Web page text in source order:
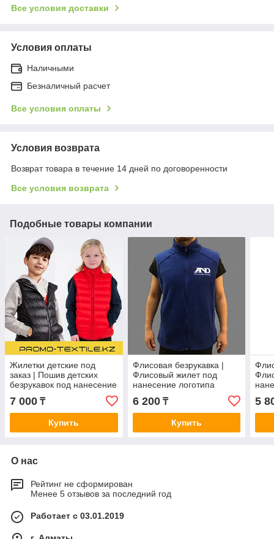
Все условия доставки
Условия оплаты
Наличными
Безналичный расчет
Все условия оплаты
Условия возврата
Возврат товара в течение 14 дней по договоренности
Все условия возврата
Подобные товары компании
Жилетки детские под
заказ | Пошив детских
безрукавок под нанесение
логотипа
7 000 ₸
Купить
Флисовая безрукавка |
Флисовый жилет под
нанесение логотипа
6 200₸
Купить
5
О нас
Рейтинг не сформирован
Менее 5 отзывов за последний год
Работает с 03.01.2019